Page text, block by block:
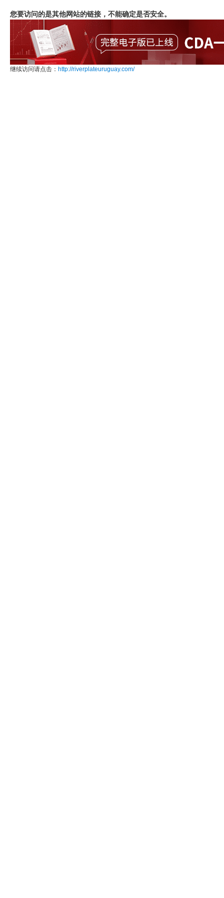
您要访问的是其他网站的链接，不能确定是否安全。
继续访问请点击： http://riverplateuruguay.com/